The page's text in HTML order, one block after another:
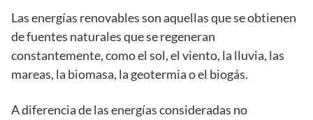
Las energías renovables son aquellas que se obtienen
de fuentes naturales que se regeneran
constantemente, como el sol, el viento, la lluvia, las
mareas, la biomasa, la geotermia o el biogás.
A diferencia de las energías consideradas no